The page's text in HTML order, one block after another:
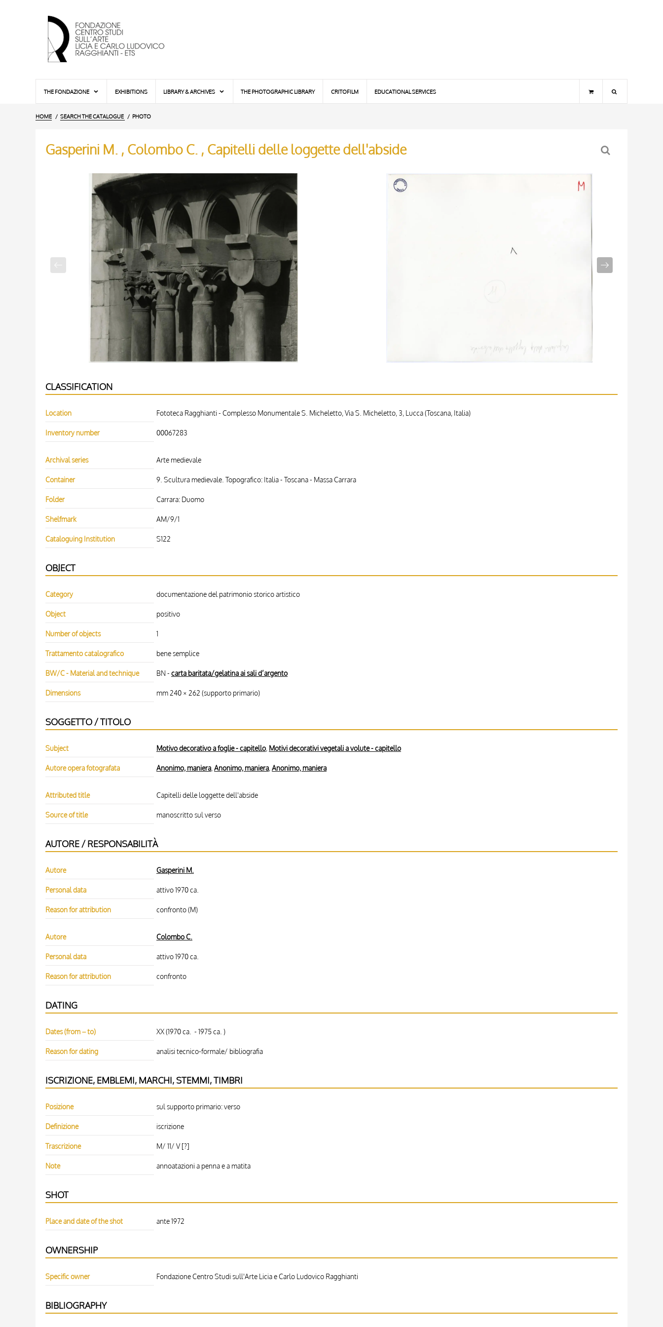
THE FONDAZIONE EXHIBITIONS LIBRARY & ARCHIVES THE PHOTOGRAPHIC LIBRARY CRITOFILM EDUCATIONAL SERVICES
HOME SEARCH THE CATALOGUE PHOTO
Gasperini M. , Colombo C. , Capitelli delle loggette dell'abside
CLASSIFICATION
Location Fototeca Ragghianti - Complesso Monumentale S. Micheletto, Via S. Micheletto, 3, Lucca (Toscana, Italia)
Inventory number 00067283
Archival series Arte medievale
Container 9. Scultura medievale. Topografico: Italia - Toscana - Massa Carrara
Folder Carrara: Duomo
Shelfmark AM/9/1
Cataloguing Institution S122
OBJECT
Category documentazione del patrimonio storico artistico
Object positivo
Number of objects 1
Trattamento catalografico bene semplice
BW/C - Material and technique BN - carta baritata/gelatina ai sali d’argento
Dimensions mm 240 × 262 (supporto primario)
SOGGETTO / TITOLO
Subject Motivo decorativo a foglie - capitello, Motivi decorativi vegetali a volute - capitello
Autore opera fotografata Anonimo, maniera,Anonimo, maniera,Anonimo, maniera
Attributed title Capitelli delle loggette dell'abside
Source of title manoscritto sul verso
AUTORE / RESPONSABILITÀ
Autore Gasperini M.
Personal data attivo 1970 ca.
Reason for attribution confronto (M)
Autore Colombo C.
Personal data attivo 1970 ca.
Reason for attribution confronto
DATING
Dates (from – to) XX (1970 ca. - 1975 ca. )
Reason for dating analisi tecnico-formale/ bibliografia
ISCRIZIONE, EMBLEMI, MARCHI, STEMMI, TIMBRI
Posizione sul supporto primario: verso
Definizione iscrizione
Trascrizione M/ 11/ V [?]
Note annoatazioni a penna e a matita
SHOT
Place and date of the shot ante 1972
OWNERSHIP
Specific owner Fondazione Centro Studi sull'Arte Licia e Carlo Ludovico Ragghianti
BIBLIOGRAPHY